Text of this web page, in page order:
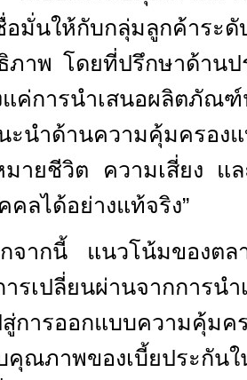
อมั่นให้กับกลุ่มลูกค้าระดั
ภาพ โดยที่ปรึกษาด้านป
แค่การนำเสนอผลิตภัณ
ะนำด้านความคุ้มครอง
มายชีวิต ความเสี่ยง แล
คลได้อย่างแท้จริง”
จากนี้ แนวโน้มของตล
ารเปลี่ยนผ่านจากการ
สู่การออกแบบความคุ้ม
คุณภาพของเบี้ยประกั